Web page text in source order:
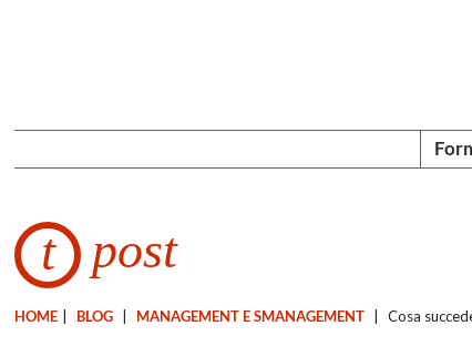
t post
HOME BLOG MANAGEMENT E SMANAGEMENT Cosa